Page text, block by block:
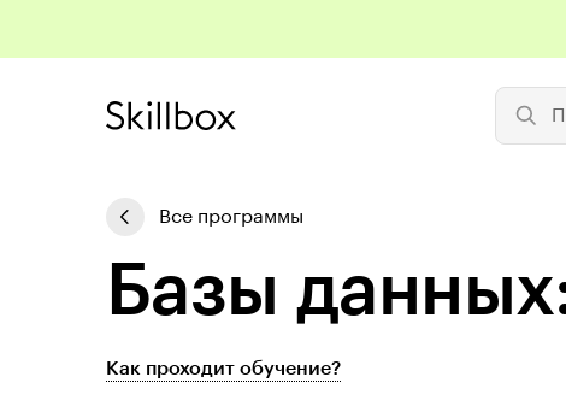
Все программы
Базы
Как проходит обучение?